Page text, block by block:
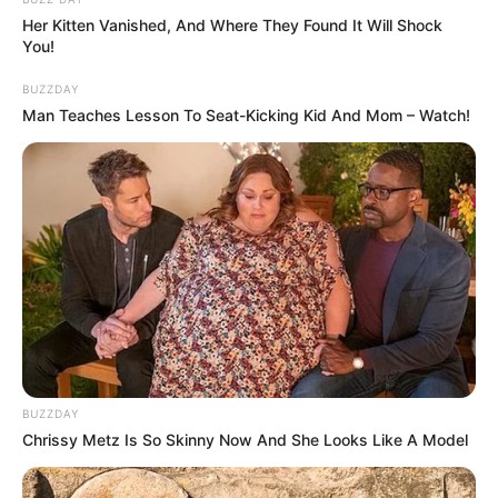
Oh Kyung Hwa sebagai Lee Ji Eun
Hong Ki Joon sebagai Park Joo Ho
Pelanggan utama
Her Kitten Vanished, And Where They Found It Will Shock
You!
BUZZDAY
Man Teaches Lesson To Seat-Kicking Kid And Mom – Watch!
BUZZDAY
Chrissy Metz Is So Skinny Now And She Looks Like A Model